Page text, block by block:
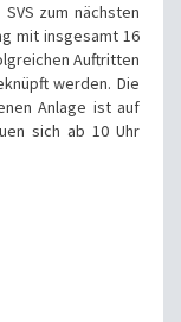
SVS zum nächsten
mit insgesamt 16
Auftritten
werden. Die
Anlage ist auf
sich ab 10 Uhr